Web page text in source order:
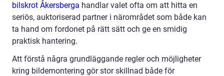
bilskrot Åkersberga handlar valet ofta om att hitta en
seriös, auktoriserad partner i närområdet som både kan
ta hand om fordonet på rätt sätt och ge en smidig
praktisk hantering.
Att förstå några grundläggande regler och möjligheter
kring bildemontering gör stor skillnad både för